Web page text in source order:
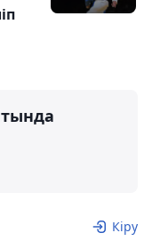
Кіру